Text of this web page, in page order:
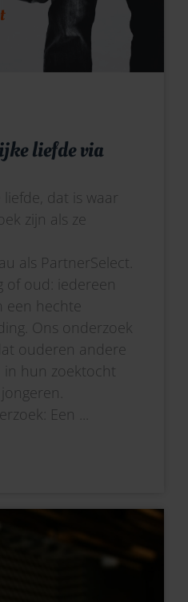
liefde via
dat is waar
zijn als ze
als PartnerSelect.
of oud: iedereen
een hechte
Ons onderzoek
ouderen andere
hun zoektocht
Een ...